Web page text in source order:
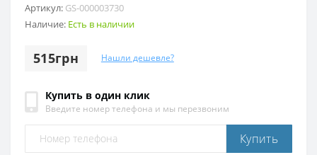
Артикул: GS-000003730
Наличие: Есть в наличии
515грн Нашли дешевле?
Купить в один клик
Введите номер телефона и мы перезвоним
Купить